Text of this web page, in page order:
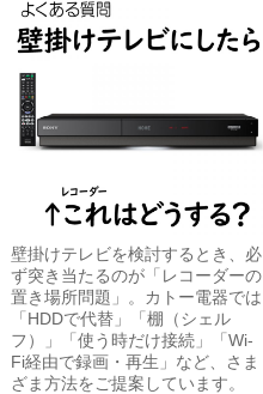
壁掛けテレビを検討するとき、必
ず突き当たるのが「レコーダーの
置き場所問題」。カトー電器では
「HDDで代替」「棚（シェル
フ）」「使う時だけ接続」「Wi-
Fi経由で録画・再生」など、さま
ざま方法をご提案しています。